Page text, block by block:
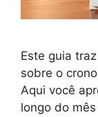
Este guia
sobre o
Aqui você
longo do